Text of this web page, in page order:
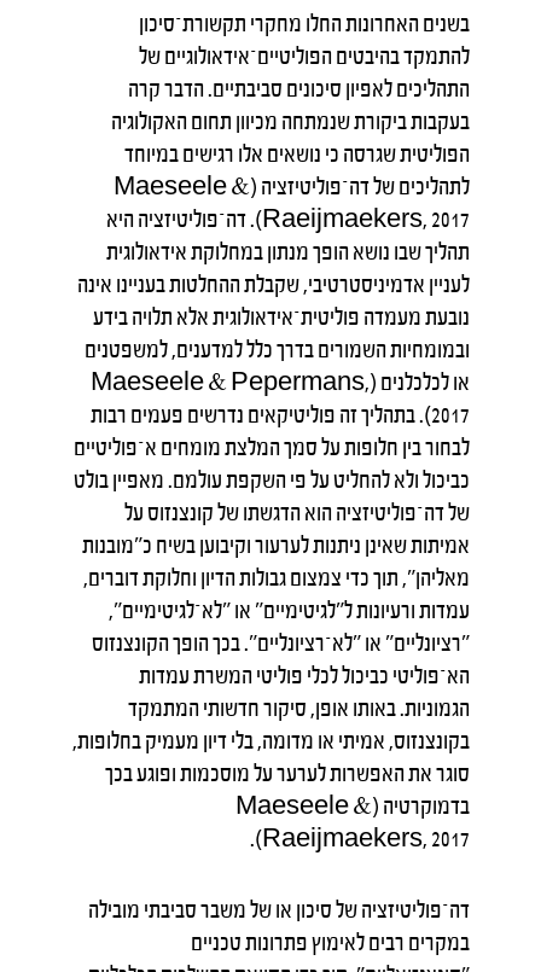
בשנים האחרונות החלו מחקרי תקשורת־סיכון
להתמקד בהיבטים הפוליטיים־אידאולוגיים של
התהליכים לאפיון סיכונים סביבתיים. הדבר קרה
בעקבות ביקורת שנמתחה מכיוון תחום האקולוגיה
הפוליטית שגרסה כי נושאים אלו רגישים במיוחד
לתהליכים של דה־פוליטיזציה (Maeseele &
Raeijmaekers, 2017). דה־פוליטיזציה היא
תהליך שבו נושא הופך מנתון במחלוקת אידאולוגית
לעניין אדמיניסטרטיבי, שקבלת ההחלטות בעניינו אינה
נובעת מעמדה פוליטית־אידאולוגית אלא תלויה בידע
ובמומחיות השמורים בדרך כלל למדענים, למשפטנים
או לכלכלנים (Maeseele & Pepermans,
2017). בתהליך זה פוליטיקאים נדרשים פעמים רבות
לבחור בין חלופות על סמך המלצת מומחים א־פוליטיים
כביכול ולא להחליט על פי השקפת עולמם. מאפיין בולט
של דה־פוליטיזציה הוא הדגשתו של קונצנזוס על
אמיתות שאינן ניתנות לערעור וקיבוען בשיח כ"מובנות
מאליהן", תוך כדי צמצום גבולות הדיון וחלוקת דוברים,
עמדות ורעיונות ל"לגיטימיים" או "לא־לגיטימיים",
"רציונליים" או "לא־רציונליים". בכך הופך הקונצנזוס
הא־פוליטי כביכול לכלי פוליטי המשרת עמדות
הגמוניות. באותו אופן, סיקור חדשותי המתמקד
בקונצנזוס, אמיתי או מדומה, בלי דיון מעמיק בחלופות,
סוגר את האפשרות לערער על מוסכמות ופוגע בכך
בדמוקרטיה (Maeseele &
Raeijmaekers, 2017).
דה־פוליטיזציה של סיכון או של משבר סביבתי מובילה
במקרים רבים לאימוץ פתרונות טכניים